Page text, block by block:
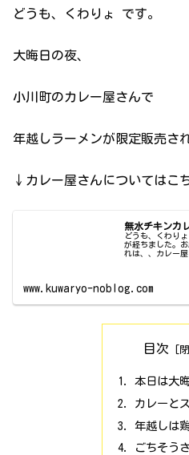
どうも、くわりょ です。
大晦日の夜、
小川町のカレー屋さんで
年越しラーメンが限定販売さ
↓カレー屋さんについてはこ
無水チキンカ
どうも、くわり
が経ちました。
れは、、カレー
www.kuwaryo-noblog.com
目次
本日は大
カレーと
年越しは
ごちそう